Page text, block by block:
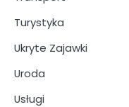
Turystyka
Ukryte Zajawki
Uroda
Usługi